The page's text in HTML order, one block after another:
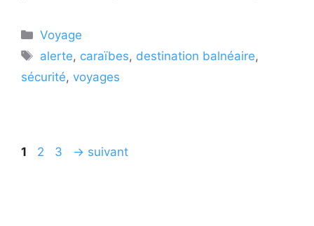
Catégories
Voyage
Étiquettes
alerte, caraïbes, destination balnéaire,
sécurité, voyages
Page
1 Page
2 Page
3 → suivant